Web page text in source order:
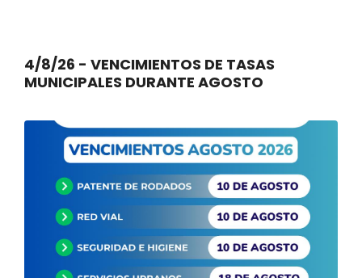
4/8/26 - VENCIMIENTOS DE TASAS
MUNICIPALES DURANTE AGOSTO